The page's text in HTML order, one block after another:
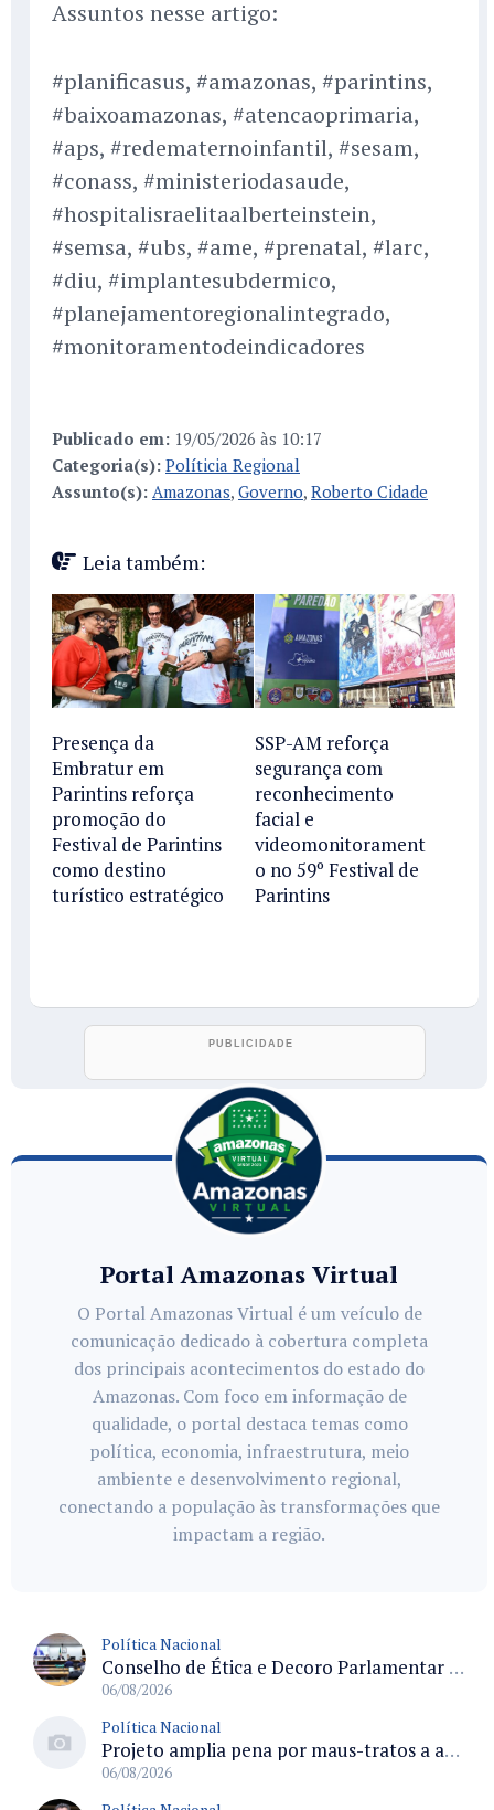
Assuntos nesse artigo:
#planificasus, #amazonas, #parintins,
#baixoamazonas, #atencaoprimaria,
#aps, #redematernoinfantil, #sesam,
#conass, #ministeriodasaude,
#hospitalisraelitaalberteinstein,
#semsa, #ubs, #ame, #prenatal, #larc,
#diu, #implantesubdermico,
#planejamentoregionalintegrado,
#monitoramentodeindicadores
Publicado em: 19/05/2026 às 10:17
Categoria(s): Políticia Regional
Assunto(s): Amazonas, Governo, Roberto Cidade
Leia também:
Presença da
Embratur em
Parintins reforça
promoção do
Festival de Parintins
como destino
turístico estratégico
SSP-AM reforça
segurança com
reconhecimento
facial e
videomonitorament
o no 59º Festival de
Parintins
Portal Amazonas Virtual
O Portal Amazonas Virtual é um veículo de
comunicação dedicado à cobertura completa
dos principais acontecimentos do estado do
Amazonas. Com foco em informação de
qualidade, o portal destaca temas como
política, economia, infraestrutura, meio
ambiente e desenvolvimento regional,
conectando a população às transformações que
impactam a região.
Política Nacional
Conselho de Ética e Decoro Parlamentar analisa representações e oitivas agendadas para terça (11)
06/08/2026
Política Nacional
Projeto amplia pena por maus-tratos a animais divulgados em redes sociais na Câmara
06/08/2026